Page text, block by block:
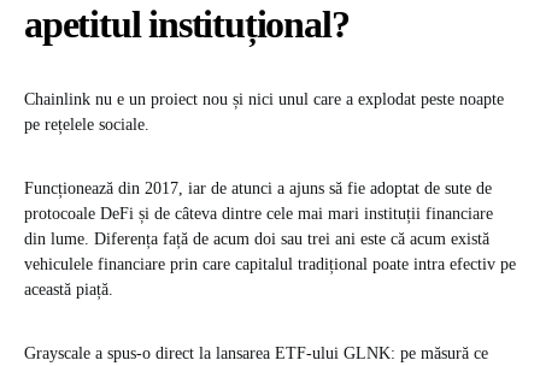
apetitul instituțional?
Chainlink nu e un proiect nou și nici unul care a explodat peste noapte
pe rețelele sociale.
Funcționează din 2017, iar de atunci a ajuns să fie adoptat de sute de
protocoale DeFi și de câteva dintre cele mai mari instituții financiare
din lume. Diferența față de acum doi sau trei ani este că acum există
vehiculele financiare prin care capitalul tradițional poate intra efectiv pe
această piață.
Grayscale a spus-o direct la lansarea ETF-ului GLNK: pe măsură ce